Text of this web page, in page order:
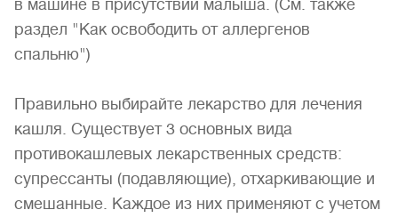
в машине в присутствии малыша. (См. также
раздел "Как освободить от аллергенов
спальню")
Правильно выбирайте лекарство для лечения
кашля. Существует 3 основных вида
противокашлевых лекарственных средств:
супрессанты (подавляющие), отхаркивающие и
смешанные. Каждое из них применяют с учетом